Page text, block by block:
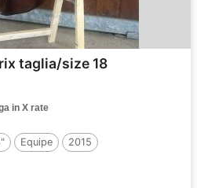
taglia/size 18
in X rate
Equipe
2015